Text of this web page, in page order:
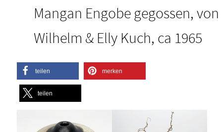
Mangan Engobe gegossen, von
Wilhelm & Elly Kuch, ca 1965
teilen merken
teilen